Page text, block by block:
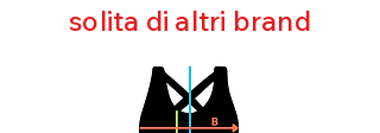
solita di altri brand